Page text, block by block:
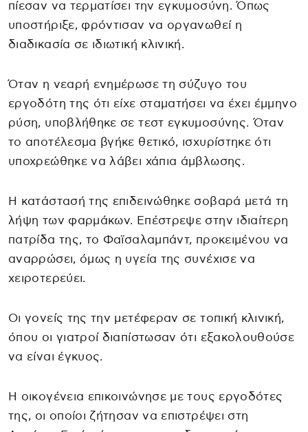
πίεσαν να τερματίσει την εγκυμοσύνη. Όπως
υποστήριξε, φρόντισαν να οργανωθεί η
διαδικασία σε ιδιωτική κλινική.
Όταν η νεαρή ενημέρωσε τη σύζυγο του
εργοδότη της ότι είχε σταματήσει να έχει έμμηνο
ρύση, υποβλήθηκε σε τεστ εγκυμοσύνης. Όταν
το αποτέλεσμα βγήκε θετικό, ισχυρίστηκε ότι
υποχρεώθηκε να λάβει χάπια άμβλωσης.
Η κατάστασή της επιδεινώθηκε σοβαρά μετά τη
λήψη των φαρμάκων. Επέστρεψε στην ιδιαίτερη
πατρίδα της, το Φαϊσαλαμπάντ, προκειμένου να
αναρρώσει, όμως η υγεία της συνέχισε να
χειροτερεύει.
Οι γονείς της την μετέφεραν σε τοπική κλινική,
όπου οι γιατροί διαπίστωσαν ότι εξακολουθούσε
να είναι έγκυος.
Η οικογένεια επικοινώνησε με τους εργοδότες
της, οι οποίοι ζήτησαν να επιστρέψει στη